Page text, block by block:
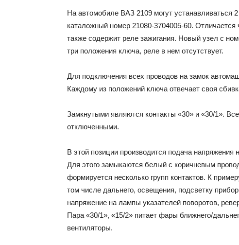
На автомобиле ВАЗ 2109 могут
каталожный номер 21080-3704005-60.
также содержит реле зажигания. Новый узел с
три положения ключа, реле в нем отсутствует.
Для подключения всех проводов на замок
Каждому из положений ключа отвечает своя
Замкнутыми являются контакты «30» и «30/1».
отключенными.
В этой позиции производится подача
Для этого замыкаются белый с коричневым
формируется несколько групп контактов. К
том числе дальнего, освещения, подсветку
напряжение на лампы указателей поворотов,
Пара «30/1», «15/2» питает фары ближнего/
вентиляторы.